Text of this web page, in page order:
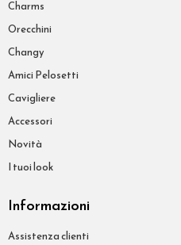
Charms
Orecchini
Changy
Amici Pelosetti
Cavigliere
Accessori
Novità
I tuoi look
Informazioni
Assistenza clienti